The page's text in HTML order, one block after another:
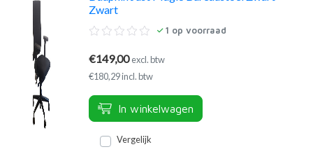
Zwart
1 op voorraad
€149,00excl. btw
€180,29 incl. btw
In winkelwagen
Vergelijk